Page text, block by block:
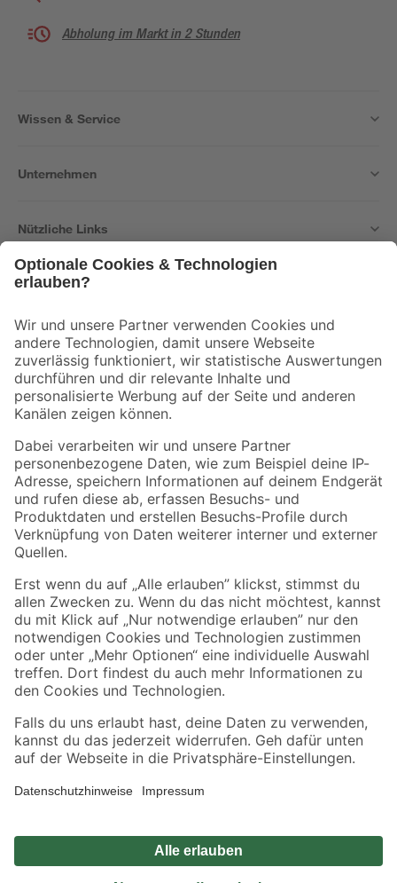
Abholung im Markt in 2 Stunden
Wissen & Service
Unternehmen
Nützliche Links
Der toom Newsletter: Keine Angebote und Aktionen mehr verpassen!
Zur Newsletter Anmeldung
Folge uns
Zahlungsarten Versandarten
Sicher einkaufen
Jetzt die toom-App herunterladen
Alle Preisangaben in EUR inkl. gesetzl. MwSt.. Die dargestellten Angebote sind unter
Umständen nicht in allen Märkten verfügbar. Die angegebenen Verfügbarkeiten beziehen
Produkte nur solange der Vorrat reicht.
*Paketversand ab 59 € versandkostenfrei, gilt nicht für Artikel mit Speditionsversand, hier
Privatsphäre Impressum
Nutzungsbedingungen
Widerrufsrecht
Vertrag widerrufen